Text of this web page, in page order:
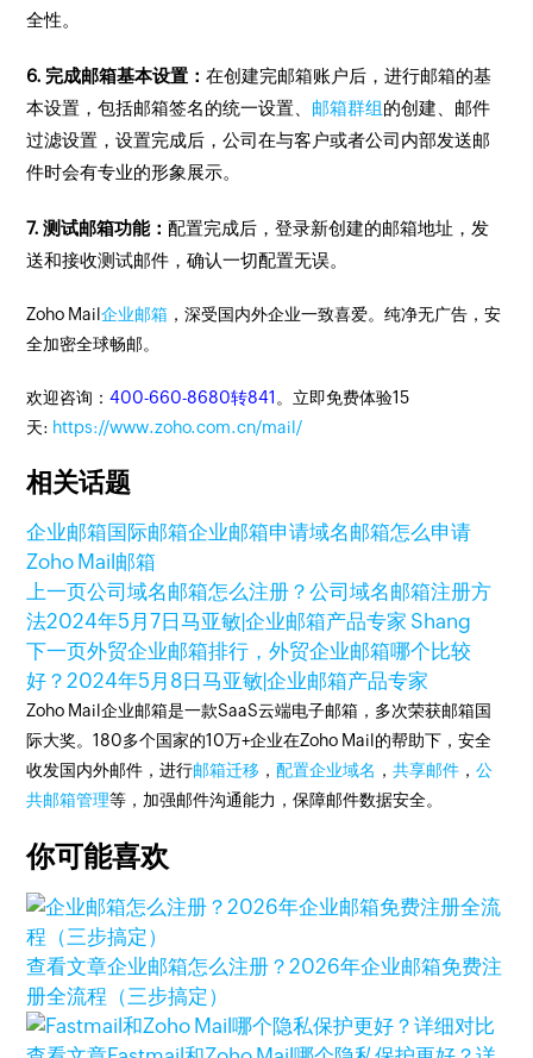
全性。
6. 完成邮箱基本设置：在创建完邮箱账户后，进行邮箱的基
本设置，包括邮箱签名的统一设置、 邮箱群组的创建、邮件
过滤设置，设置完成后，公司在与客户或者公司内部发送邮
件时会有专业的形象展示。
7. 测试邮箱功能：配置完成后，登录新创建的邮箱地址，发
送和接收测试邮件，确认一切配置无误。
Zoho Mail企业邮箱 ，深受国内外企业一致喜爱。纯净无广告，安
全加密全球畅邮。
欢迎咨询：400-660-8680转841 。立即免费体验15
天: https://www.zoho.com.cn/mail/
相关话题
企业邮箱国际邮箱企业邮箱申请域名邮箱怎么申请
Zoho Mail邮箱
上一页公司域名邮箱怎么注册？公司域名邮箱注册方
法2024年5月7日马亚敏|企业邮箱产品专家 Shang
下一页外贸企业邮箱排行，外贸企业邮箱哪个比较
好？2024年5月8日马亚敏|企业邮箱产品专家
Zoho Mail企业邮箱是一款SaaS云端电子邮箱，多次荣获邮箱国
际大奖。180多个国家的10万+企业在Zoho Mail的帮助下，安全
收发国内外邮件，进行邮箱迁移 ，配置企业域名 ，共享邮件 ，公
共邮箱管理等，加强邮件沟通能力，保障邮件数据安全。
你可能喜欢
查看文章企业邮箱怎么注册？2026年企业邮箱免费注
册全流程（三步搞定）